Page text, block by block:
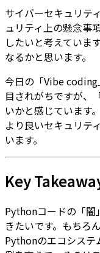
サイバーセキュリテ
ュリティ上の懸念事
したいと考えていま
なるかと思います。
今日の「Vibe
目されがちですが、
いかと感じています
より良いセキュリテ
います。
Key
Pythonコードの「闇
きたいです。もちろ
Pythonのエコシステ